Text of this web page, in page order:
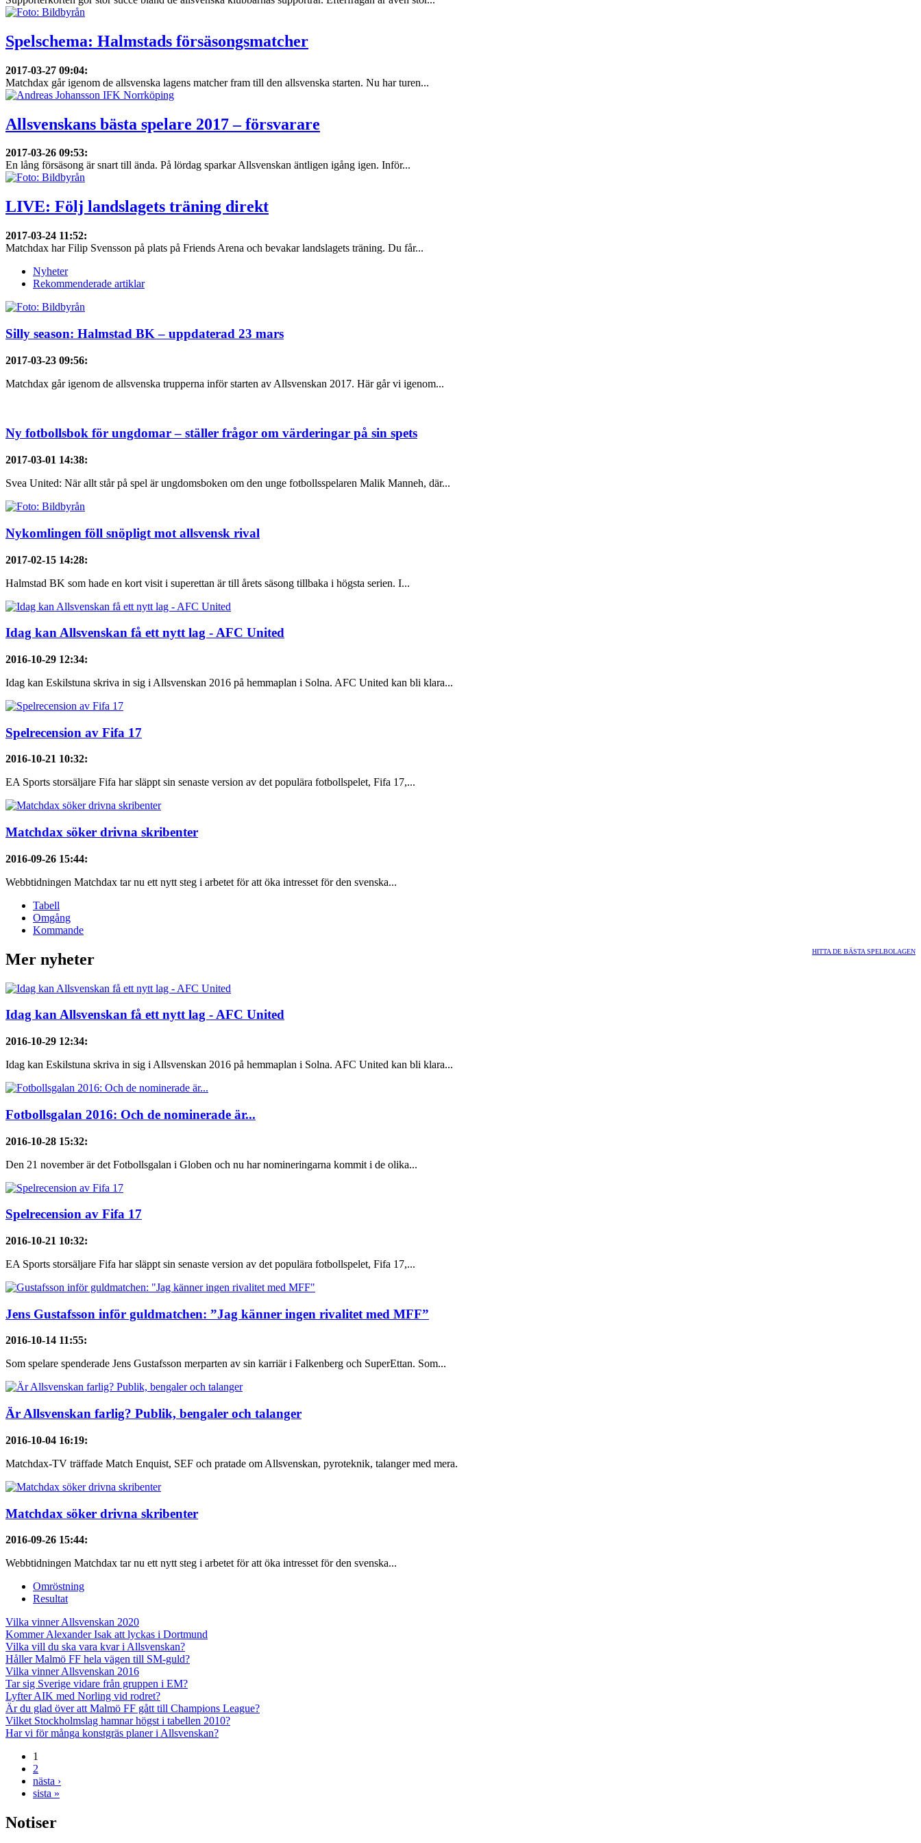
Spelschema: Halmstads försäsongsmatcher
2017-03-27 09:04:
Matchdax går igenom de allsvenska lagens matcher fram till den allsvenska starten. Nu har turen...
Allsvenskans bästa spelare 2017 – försvarare
2017-03-26 09:53:
En lång försäsong är snart till ända. På lördag sparkar Allsvenskan äntligen igång igen. Inför...
LIVE: Följ landslagets träning direkt
2017-03-24 11:52:
Matchdax har Filip Svensson på plats på Friends Arena och bevakar landslagets träning. Du får...
Nyheter
Rekommenderade artiklar
Silly season: Halmstad BK – uppdaterad 23 mars
2017-03-23 09:56:
Matchdax går igenom de allsvenska trupperna inför starten av Allsvenskan 2017. Här går vi igenom...
Ny fotbollsbok för ungdomar – ställer frågor om värderingar på sin spets
2017-03-01 14:38:
Svea United: När allt står på spel är ungdomsboken om den unge fotbollsspelaren Malik Manneh, där...
Nykomlingen föll snöpligt mot allsvensk rival
2017-02-15 14:28:
Halmstad BK som hade en kort visit i superettan är till årets säsong tillbaka i högsta serien. I...
Idag kan Allsvenskan få ett nytt lag - AFC United
2016-10-29 12:34:
Idag kan Eskilstuna skriva in sig i Allsvenskan 2016 på hemmaplan i Solna. AFC United kan bli klara...
Spelrecension av Fifa 17
2016-10-21 10:32:
EA Sports storsäljare Fifa har släppt sin senaste version av det populära fotbollspelet, Fifa 17,...
Matchdax söker drivna skribenter
2016-09-26 15:44:
Webbtidningen Matchdax tar nu ett nytt steg i arbetet för att öka intresset för den svenska...
Tabell
Omgång
Kommande
HITTA DE BÄSTA SPELBOLAGEN
Mer nyheter
Idag kan Allsvenskan få ett nytt lag - AFC United
2016-10-29 12:34:
Idag kan Eskilstuna skriva in sig i Allsvenskan 2016 på hemmaplan i Solna. AFC United kan bli klara...
Fotbollsgalan 2016: Och de nominerade är...
2016-10-28 15:32:
Den 21 november är det Fotbollsgalan i Globen och nu har nomineringarna kommit i de olika...
Spelrecension av Fifa 17
2016-10-21 10:32:
EA Sports storsäljare Fifa har släppt sin senaste version av det populära fotbollspelet, Fifa 17,...
Jens Gustafsson inför guldmatchen: ”Jag känner ingen rivalitet med MFF”
2016-10-14 11:55:
Som spelare spenderade Jens Gustafsson merparten av sin karriär i Falkenberg och SuperEttan. Som...
Är Allsvenskan farlig? Publik, bengaler och talanger
2016-10-04 16:19:
Matchdax-TV träffade Match Enquist, SEF och pratade om Allsvenskan, pyroteknik, talanger med mera.
Matchdax söker drivna skribenter
2016-09-26 15:44:
Webbtidningen Matchdax tar nu ett nytt steg i arbetet för att öka intresset för den svenska...
Omröstning
Resultat
Vilka vinner Allsvenskan 2020
Kommer Alexander Isak att lyckas i Dortmund
Vilka vill du ska vara kvar i Allsvenskan?
Håller Malmö FF hela vägen till SM-guld?
Vilka vinner Allsvenskan 2016
Tar sig Sverige vidare från gruppen i EM?
Lyfter AIK med Norling vid rodret?
Är du glad över att Malmö FF gått till Champions League?
Vilket Stockholmslag hamnar högst i tabellen 2010?
Har vi för många konstgräs planer i Allsvenskan?
1
2
nästa ›
sista »
Notiser